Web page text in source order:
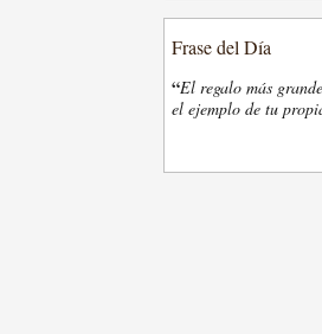
Frase del Día
“El regalo más
el ejemplo de tu